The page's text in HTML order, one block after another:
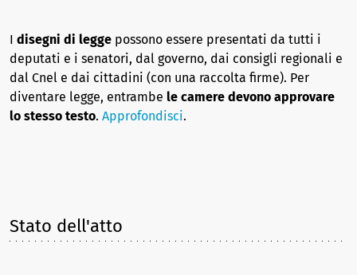
I disegni di legge possono essere presentati da tutti i
deputati e i senatori, dal governo, dai consigli regionali e
dal Cnel e dai cittadini (con una raccolta firme). Per
diventare legge, entrambe le camere devono approvare
lo stesso testo. Approfondisci.
Stato dell'atto